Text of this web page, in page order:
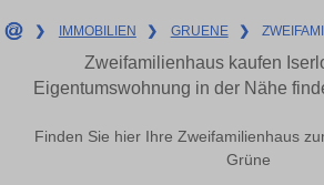
❯ IMMOBILIEN ❯ GRUENE ❯
Zweifamilienhaus kaufen
Eigentumswohnung in der Nähe
Finden Sie hier Ihre Zweifamilienhaus
Grüne